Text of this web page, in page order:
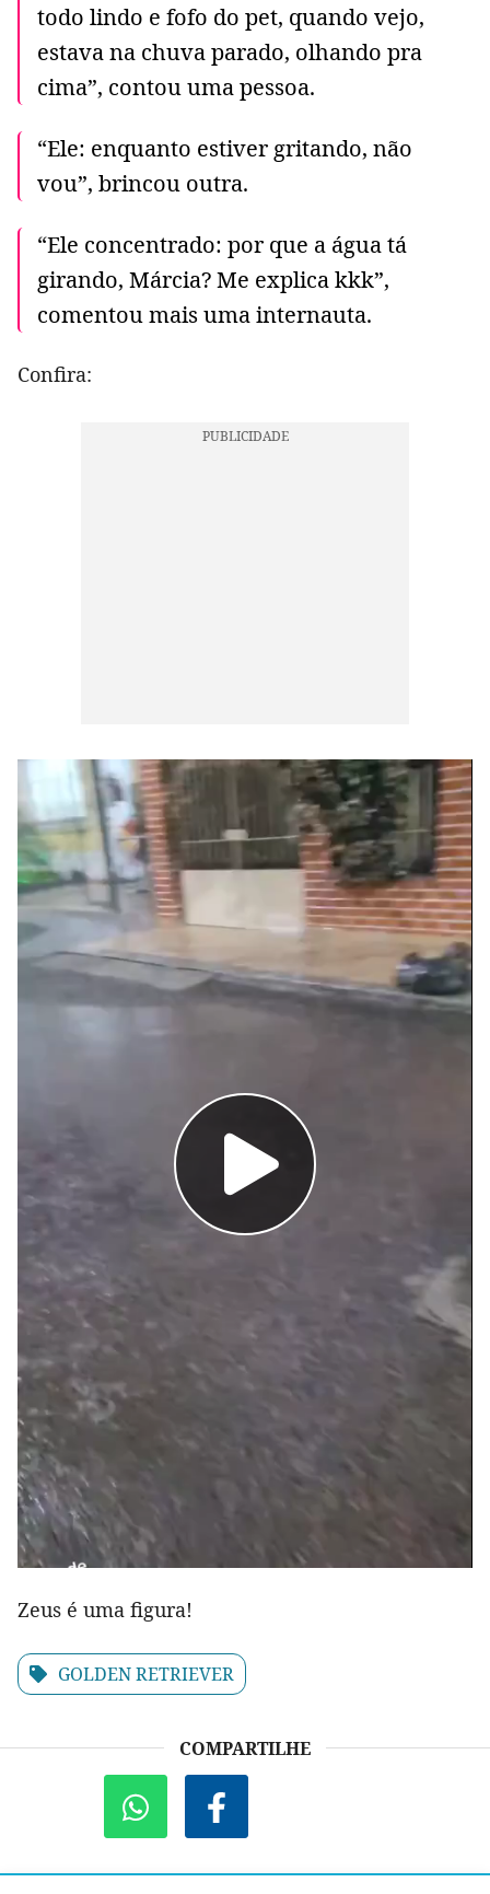
todo lindo e fofo do pet, quando vejo,
estava na chuva parado, olhando pra
cima”, contou uma pessoa.
“Ele: enquanto estiver gritando, não
vou”, brincou outra.
“Ele concentrado: por que a água tá
girando, Márcia? Me explica kkk”,
comentou mais uma internauta.
Confira:
Zeus é uma figura!
GOLDEN RETRIEVER
COMPARTILHE